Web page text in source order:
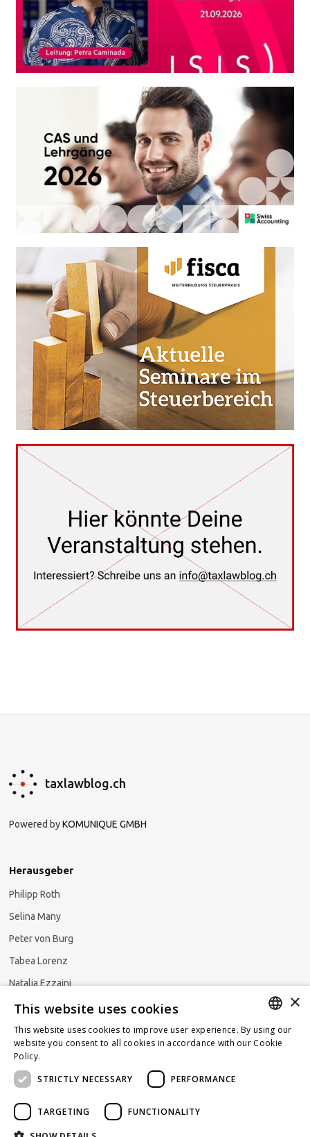
taxlawblog.ch
Powered byKOMUNIQUE GMBH
Herausgeber
Philipp Roth
Selina Many
Peter von Burg
Tabea Lorenz
Natalja Ezzaini
Newsletter abonnieren
GERMAN
×
This website uses cookies
This website uses cookies to improve user experience. By using our
website you consent to all cookies in accordance with our Cookie
Policy.
STRICTLY NECESSARY
PERFORMANCE
TARGETING FUNCTIONALITY